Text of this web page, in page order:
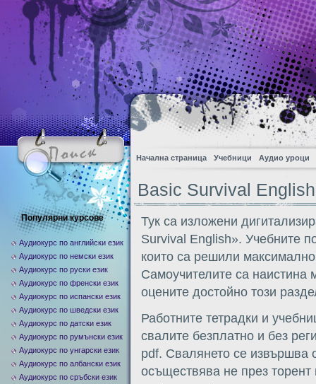
Начална страница Учебници Аудио уроци
Basic Survival English
Тук са изложени
Survival English». Учебните
които са решили
Самоучителите са
оцените достойно този
Работните тетрадки и
свалите безплатно и без
pdf. Свалянето се извършва
осъществява не през
Популярни курсове
Аудиокурс по английски език
Аудиокурс по немски език
Аудиокурс по руски език
Аудиокурс по френски език
Аудиокурс по испански език
Аудиокурс по шведски език
Аудиокурс по датски език
Аудиокурс по румънски език
Аудиокурс по унгарски език
Аудиокурс по албански език
Аудиокурс по сръбски език